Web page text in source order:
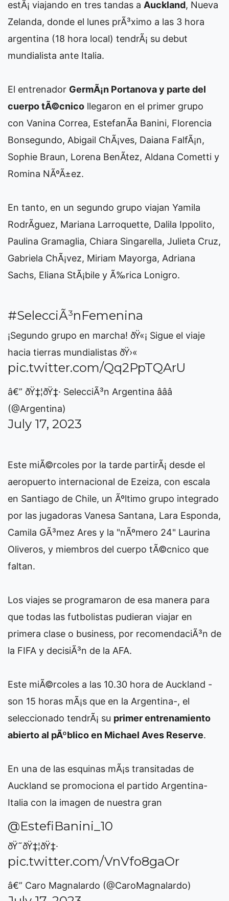
estÃ¡ viajando en tres tandas a Auckland, Nueva
Zelanda, donde el lunes prÃ³ximo a las 3 hora
argentina (18 hora local) tendrÃ¡ su debut
mundialista ante Italia.
El entrenador GermÃ¡n Portanova y parte del
cuerpo tÃ©cnico llegaron en el primer grupo
con Vanina Correa, EstefanÃ­a Banini, Florencia
Bonsegundo, Abigail ChÃ¡ves, Daiana FalfÃ¡n,
Sophie Braun, Lorena BenÃ­tez, Aldana Cometti y
Romina NÃºÃ±ez.
En tanto, en un segundo grupo viajan Yamila
RodrÃ­guez, Mariana Larroquette, Dalila Ippolito,
Paulina Gramaglia, Chiara Singarella, Julieta Cruz,
Gabriela ChÃ¡vez, Miriam Mayorga, Adriana
Sachs, Eliana StÃ¡bile y Ã‰rica Lonigro.
#SelecciÃ³nFemenina
¡Segundo grupo en marcha! ðŸ«¡ Sigue el viaje
hacia tierras mundialistas ðŸ›«
pic.twitter.com/Qq2PpTQArU
â€” ðŸ‡¦ðŸ‡· SelecciÃ³n Argentina â­â­â­
(@Argentina)
July 17, 2023
Este miÃ©rcoles por la tarde partirÃ¡ desde el
aeropuerto internacional de Ezeiza, con escala
en Santiago de Chile, un Ãºltimo grupo integrado
por las jugadoras Vanesa Santana, Lara Esponda,
Camila GÃ³mez Ares y la "nÃºmero 24" Laurina
Oliveros, y miembros del cuerpo tÃ©cnico que
faltan.
Los viajes se programaron de esa manera para
que todas las futbolistas pudieran viajar en
primera clase o business, por recomendaciÃ³n de
la FIFA y decisiÃ³n de la AFA.
Este miÃ©rcoles a las 10.30 hora de Auckland -
son 15 horas mÃ¡s que en la Argentina-, el
seleccionado tendrÃ¡ su primer entrenamiento
abierto al pÃºblico en Michael Aves Reserve.
En una de las esquinas mÃ¡s transitadas de
Auckland se promociona el partido Argentina-
Italia con la imagen de nuestra gran
@EstefiBanini_10
ðŸ˜ðŸ‡¦ðŸ‡·
pic.twitter.com/VnVfo8gaOr
â€” Caro Magnalardo (@CaroMagnalardo)